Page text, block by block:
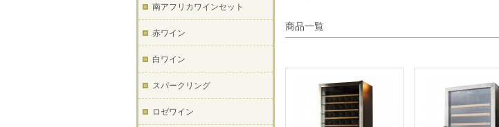
商品一覧
南アフリカワインセット
赤ワイン
白ワイン
スパークリング
ロゼワイン